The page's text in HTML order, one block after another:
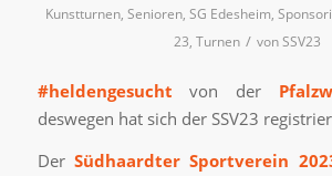
Kunstturnen, Senioren, SG Edesheim,
23,Turnen / vonSSV23
#heldengesucht von der
deswegen hat sich der SSV23
Der Südhaardter Sportverein